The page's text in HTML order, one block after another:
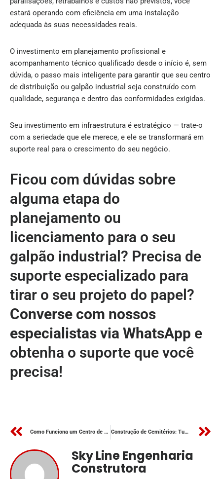
estará operando com eficiência em uma instalação
adequada às suas necessidades reais.
O investimento em planejamento profissional e
acompanhamento técnico qualificado desde o início é, sem
dúvida, o passo mais inteligente para garantir que seu centro
de distribuição ou galpão industrial seja construído com
qualidade, segurança e dentro das conformidades exigidas.
Seu investimento em infraestrutura é estratégico — trate-o
com a seriedade que ele merece, e ele se transformará em
suporte real para o crescimento do seu negócio.
Ficou com dúvidas sobre
alguma etapa do
planejamento ou
licenciamento para o seu
galpão industrial? Precisa de
suporte especializado para
tirar o seu projeto do papel?
Converse com nossos
especialistas via WhatsApp e
obtenha o suporte que você
precisa!
Como Funciona um Centro de Distribuição de Alimentos Construção de Cemitérios: Tudo o que Você Precisa Saber para um Projeto Seguro e Legal
Sky Line Engenharia
Construtora